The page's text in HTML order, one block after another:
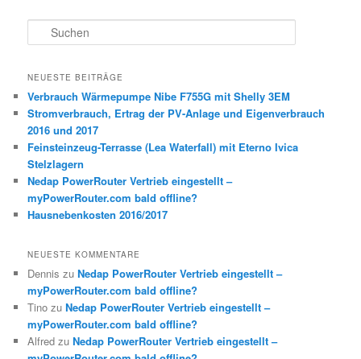
u
h
n
NEUESTE BEITRÄGE
Verbrauch Wärmepumpe Nibe F755G mit Shelly 3EM
Stromverbrauch, Ertrag der PV-Anlage und Eigenverbrauch
2016 und 2017
Feinsteinzeug-Terrasse (Lea Waterfall) mit Eterno Ivica
Stelzlagern
Nedap PowerRouter Vertrieb eingestellt –
myPowerRouter.com bald offline?
Hausnebenkosten 2016/2017
NEUESTE KOMMENTARE
Dennis zuNedap PowerRouter Vertrieb eingestellt –
myPowerRouter.com bald offline?
Tino zuNedap PowerRouter Vertrieb eingestellt –
myPowerRouter.com bald offline?
Alfred zuNedap PowerRouter Vertrieb eingestellt –